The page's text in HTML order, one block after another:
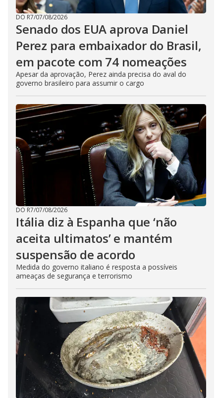
DO R7/07/08/2026
Senado dos EUA aprova Daniel
Perez para embaixador do Brasil,
em pacote com 74 nomeações
Apesar da aprovação, Perez ainda precisa do aval do
governo brasileiro para assumir o cargo
DO R7/07/08/2026
Itália diz à Espanha que ‘não
aceita ultimatos’ e mantém
suspensão de acordo
Medida do governo italiano é resposta a possíveis
ameaças de segurança e terrorismo